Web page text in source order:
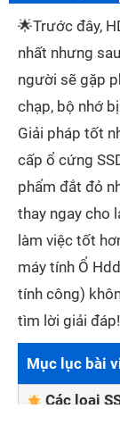
🌟Trước đây,
nhất nhưng
người sẽ gặp
chạp, bộ nhớ
Giải pháp tốt
cấp ổ cứng
phẩm đắt đỏ
thay ngay cho
làm việc tốt
máy tính Ổ
tính công)
tìm lời giải đáp!
Mục lục bài
Các loại